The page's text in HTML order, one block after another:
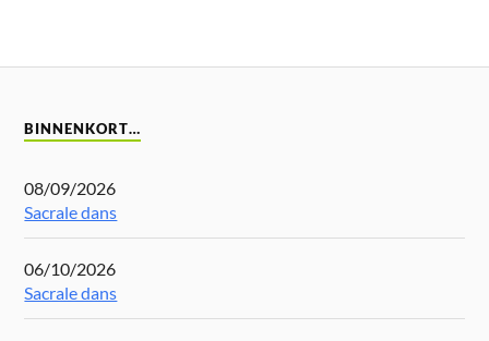
BINNENKORT…
08/09/2026
Sacrale dans
06/10/2026
Sacrale dans